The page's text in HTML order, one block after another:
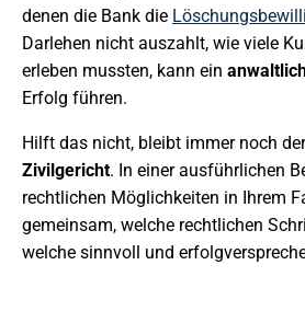
denen die Bank die
Darlehen nicht auszahlt, wie viele
erleben mussten, kann ein
Erfolg führen.
Hilft das nicht, bleibt immer noch
Zivilgericht. In einer ausführlichen
rechtlichen Möglichkeiten in Ihrem
gemeinsam, welche rechtlichen
welche sinnvoll und